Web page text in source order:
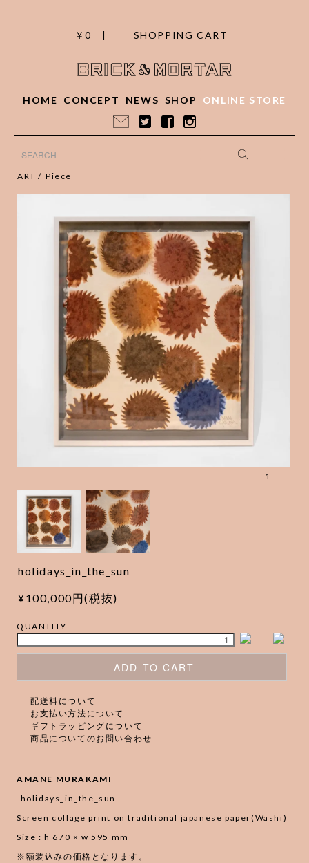
￥0 | SHOPPING CART
HOME CONCEPT NEWS SHOP ONLINE STORE
ART / Piece
1
holidays_in_the_sun
¥100,000円(税抜)
QUANTITY
ADD TO CART
配送料について
お支払い方法について
ギフトラッピングについて
商品についてのお問い合わせ
AMANE MURAKAMI
-holidays_in_the_sun-
Screen collage print on traditional japanese paper(Washi)
Size : h 670 × w 595 mm
※額装込みの価格となります。